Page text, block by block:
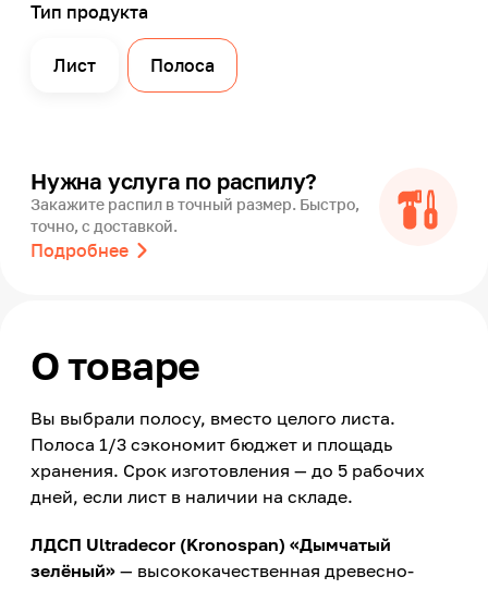
Тип продукта
Лист Полоса
Нужна услуга по распилу?
Закажите распил в точный размер. Быстро,
точно, с доставкой.
Подробнее
О товаре
Вы выбрали полосу, вместо целого листа.
Полоса 1/3 сэкономит бюджет и площадь
хранения. Срок изготовления — до 5 рабочих
дней, если лист в наличии на складе.
ЛДСП Ultradecor (Kronospan) «Дымчатый
зелёный» — высококачественная древесно-